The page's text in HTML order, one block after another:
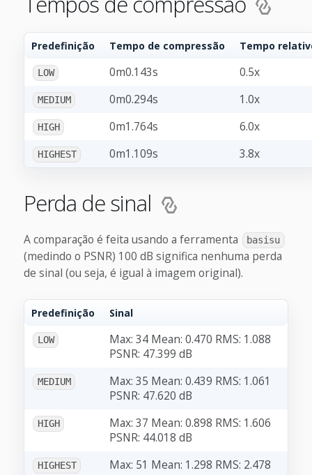
Predefinição Tempo de compressão Tempo
LOW 0m0.143s 0.5x
MEDIUM 0m0.294s 1.0x
HIGH 0m1.764s 6.0x
HIGHEST 0m1.109s 3.8x
Perda de sinal
A comparação é feita usando a ferramenta basisu
(medindo o PSNR) 100 dB significa nenhuma perda
de sinal (ou seja, é igual à imagem original).
Predefinição Sinal
LOW
Max: 34 Mean: 0.470 RMS: 1.088
PSNR: 47.399 dB
MEDIUM
Max: 35 Mean: 0.439 RMS: 1.061
PSNR: 47.620 dB
HIGH
Max: 37 Mean: 0.898 RMS: 1.606
PSNR: 44.018 dB
HIGHEST
Max: 51 Mean: 1.298 RMS: 2.478